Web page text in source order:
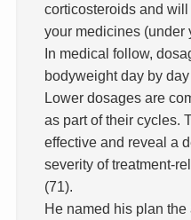
corticosteroids and
your medicines (under
In medical follow,
bodyweight day by
Lower dosages are
as part of their cycles.
effective and reveal a
severity of treatment-
(71).
He named his plan